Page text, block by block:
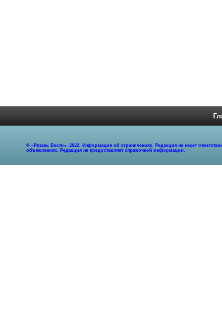
© «Рязань Вести». 2022. Информация об ограничениях. Редакция не несет
объявлениях. Редакция не предоставляет справочной информации.